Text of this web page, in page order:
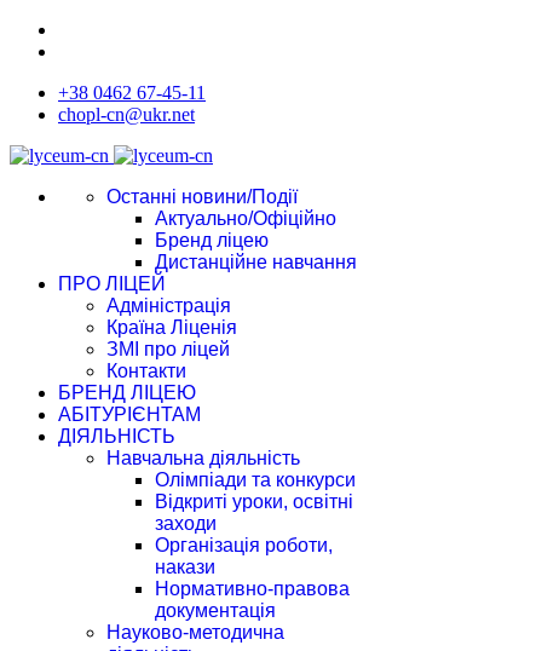
+38 0462 67-45-11
chopl-cn@ukr.net
Останні новини/Події
Актуально/Офіційно
Бренд ліцею
Дистанційне навчання
ПРО ЛІЦЕЙ
Адміністрація
Країна Ліценія
ЗМІ про ліцей
Контакти
БРЕНД ЛІЦЕЮ
АБІТУРІЄНТАМ
ДІЯЛЬНІСТЬ
Навчальна діяльність
Олімпіади та конкурси
Відкриті уроки, освітні
заходи
Організація роботи,
накази
Нормативно-правова
документація
Науково-методична